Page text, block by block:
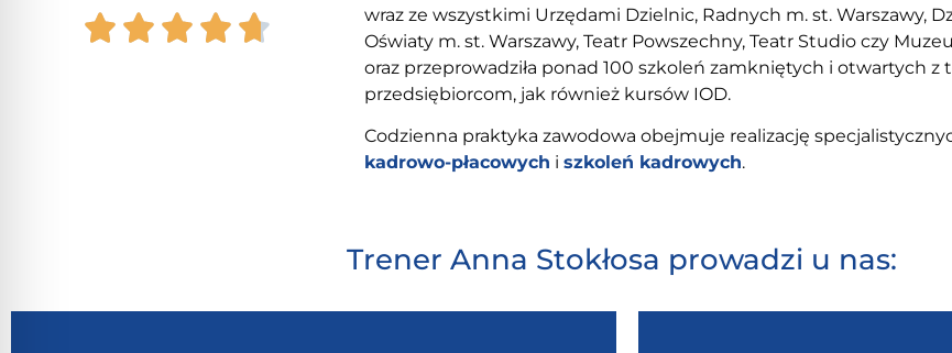
wraz ze wszystkimi Urzędami Dzielnic, Radnych m. st. Warszawy,
Oświaty m. st. Warszawy, Teatr Powszechny, Teatr Studio czy
oraz przeprowadziła ponad 100 szkoleń zamkniętych i otwartych
przedsiębiorcom, jak również kursów IOD.
Codzienna praktyka zawodowa obejmuje realizację
kadrowo-płacowych i szkoleń kadrowych.
Trener Anna Stokłosa prowadzi u nas: